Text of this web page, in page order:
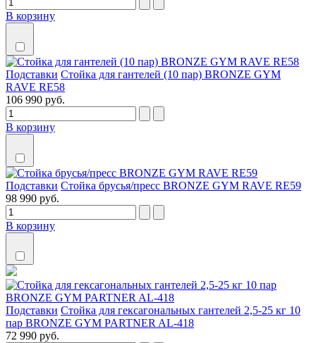
В корзину
Подставки Стойка для гантелей (10 пар) BRONZE GYM
RAVE RE58
106 990 руб.
В корзину
Подставки Стойка брусья/пресс BRONZE GYM RAVE RE59
98 990 руб.
В корзину
Подставки Стойка для гексагональных гантелей 2,5-25 кг 10
пар BRONZE GYM PARTNER AL-418
72 990 руб.